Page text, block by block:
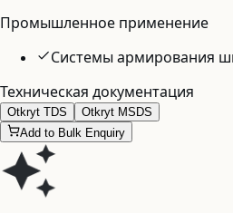
Промышленное применение
Системы армирования
Техническая документация
Otkryt TDS
Otkryt MSDS
Add to Bulk Enquiry